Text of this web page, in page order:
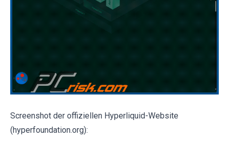
Screenshot der offiziellen Hyperliquid-Website
(hyperfoundation.org):